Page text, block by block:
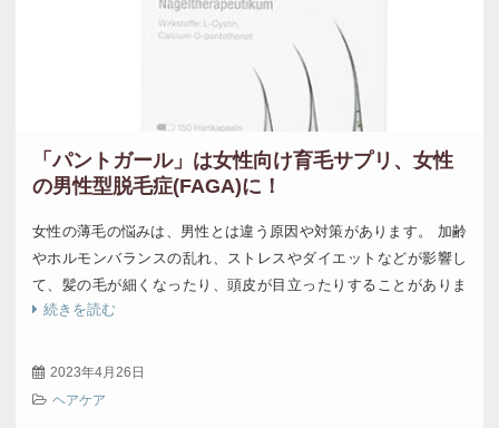
「パントガール」は女性向け育毛サプリ、女性
の男性型脱毛症(FAGA)に！
女性の薄毛の悩みは、男性とは違う原因や対策があります。 加齢
やホルモンバランスの乱れ、ストレスやダイエットなどが影響し
て、髪の毛が細くなったり、頭皮が目立ったりすることがありま
す。 そんなときは、食生活や睡眠を見直したり […]
続きを読む
2023年4月26日
ヘアケア